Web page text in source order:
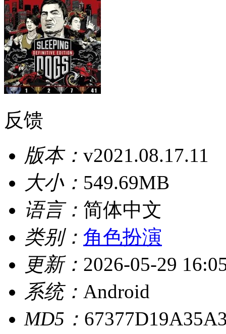
反馈
版本： v2021.08.17.11
大小： 549.69MB
语言： 简体中文
类别： 角色扮演
更新： 2026-05-29
系统： Android
MD5：